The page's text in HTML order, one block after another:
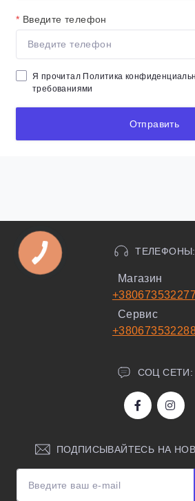
* Введите телефон
Я прочитал Политика
требованиями
Отправить
ТЕЛЕФОНЫ:
Магазин
+380673532277
Сервис
СОЦ СЕТИ:
ПОДПИСЫВАЙТЕСЬ НА